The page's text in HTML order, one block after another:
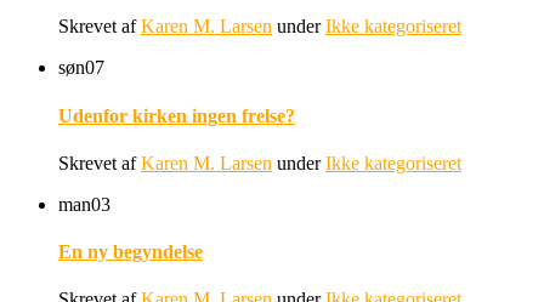
Skrevet afKaren M. Larsen underIkke kategoriseret
søn07
Udenfor kirken ingen frelse?
Skrevet afKaren M. Larsen underIkke kategoriseret
man03
En ny begyndelse